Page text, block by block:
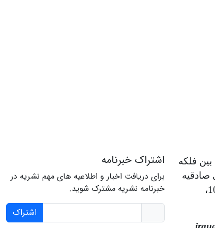
فلکه
صادقیه
شمالی، نبش کوچه 15، پلاک 109،
اشتراک خبرنامه
برای دریافت اخبار و اطلاعیه های مهم نشریه در
خبرنامه نشریه مشترک شوید.
اشتراک